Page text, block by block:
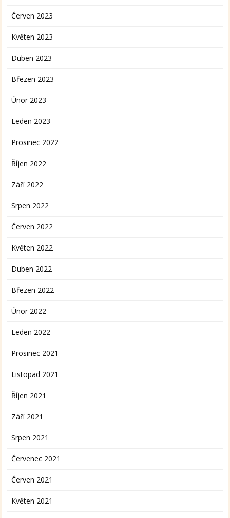
Červen 2023
Květen 2023
Duben 2023
Březen 2023
Únor 2023
Leden 2023
Prosinec 2022
Říjen 2022
Září 2022
Srpen 2022
Červen 2022
Květen 2022
Duben 2022
Březen 2022
Únor 2022
Leden 2022
Prosinec 2021
Listopad 2021
Říjen 2021
Září 2021
Srpen 2021
Červenec 2021
Červen 2021
Květen 2021